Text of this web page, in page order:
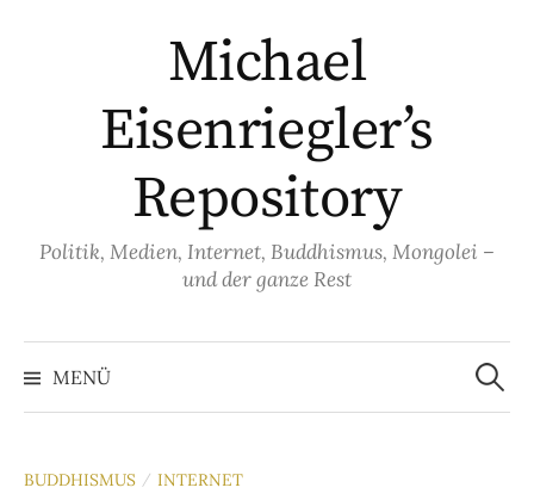
Michael
Eisenriegler’s
Repository
Politik, Medien, Internet, Buddhismus, Mongolei –
und der ganze Rest
MENÜ
Suchen
nach:
BUDDHISMUS / INTERNET